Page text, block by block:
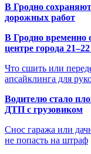
В Гродно
дорожных работ
В Гродно временно
центре города
Что сшить или
апсайклинга для
Водителю стало
ДТП с грузовиком
Снос гаража или
не попасть на штраф